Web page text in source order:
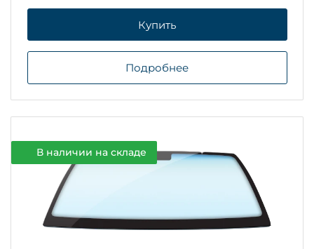
Купить
Подробнее
В наличии на складе